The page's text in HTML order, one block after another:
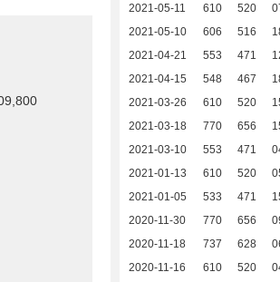
2021-05-11
610 520
2021-05-10
606 516
2021-04-21
553 471
2021-04-15
548 467
2021-03-26
610 520
2021-03-18
770 656
2021-03-10
553 471
2021-01-13
610 520
2021-01-05
533 471
2020-11-30
770 656
2020-11-18
737 628
2020-11-16
610 520